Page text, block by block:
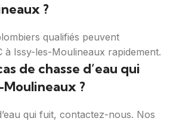
?
qualifiés peuvent
à Issy-les-Moulineaux rapidement.
de chasse d’eau qui
?
qui fuit, contactez-nous. Nos